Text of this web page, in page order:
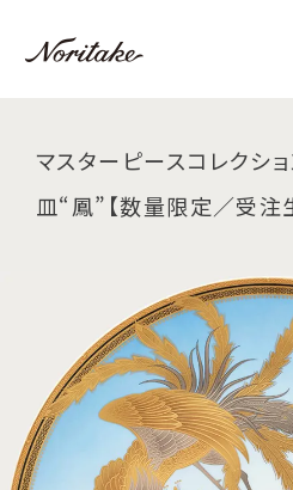
マスターピースコレクシ
皿“鳳”【数量限定／受注